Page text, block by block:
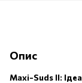
Опис
Maxi-Suds II: